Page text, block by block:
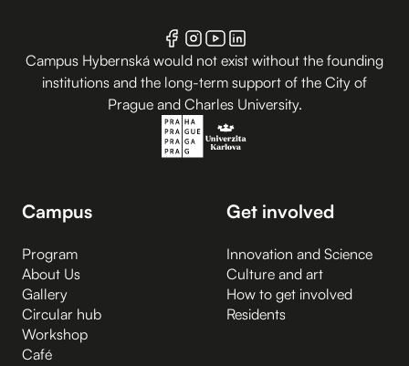
Campus Hybernská would not exist without the founding
institutions and the long-term support of the City of
Prague and Charles University.
Campus
Program
About Us
Gallery
Circular hub
Workshop
Café
Get involved
Innovation and Science
Culture and art
How to get involved
Residents